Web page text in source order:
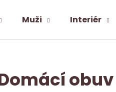
Muži Interiér